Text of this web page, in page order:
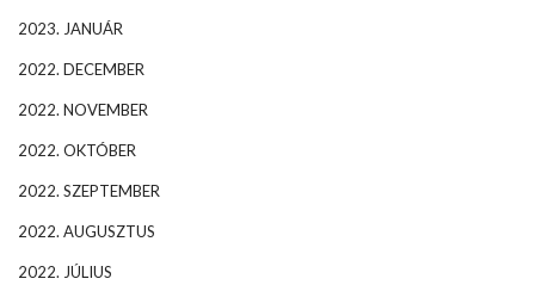
2023. JANUÁR
2022. DECEMBER
2022. NOVEMBER
2022. OKTÓBER
2022. SZEPTEMBER
2022. AUGUSZTUS
2022. JÚLIUS